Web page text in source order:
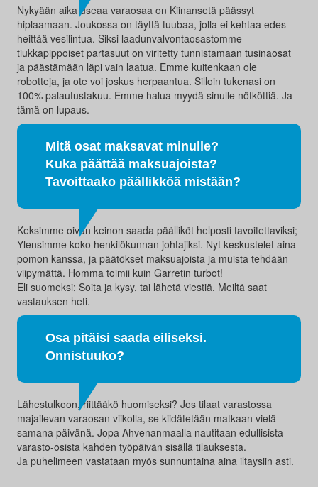
Nykyään aika useaa varaosaa on Kiinansetä päässyt
hiplaamaan. Joukossa on täyttä tuubaa, jolla ei kehtaa edes
heittää vesilintua. Siksi laadunvalvontaosastomme
tiukkapippoiset partasuut on viritetty tunnistamaan tusinaosat
ja päästämään läpi vain laatua. Emme kuitenkaan ole
robotteja, ja ote voi joskus herpaantua. Silloin tukenasi on
100% palautustakuu. Emme halua myydä sinulle nötköttiä. Ja
tämä on lupaus.
Mitä osat maksavat minulle?
Kuka päättää maksuajoista?
Tavoittaako päällikköä mistään?
Keksimme oivan keinon saada päälliköt helposti tavoitettaviksi;
Ylensimme koko henkilökunnan johtajiksi. Nyt keskustelet aina
pomon kanssa, ja päätökset maksuajoista ja muista tehdään
viipymättä. Homma toimii kuin Garretin turbot!
Eli suomeksi; Soita ja kysy, tai lähetä viestiä. Meiltä saat
vastauksen heti.
Osa pitäisi saada eiliseksi.
Onnistuuko?
Lähestulkoon, riittääkö huomiseksi? Jos tilaat varastossa
majailevan varaosan viikolla, se kiidätetään matkaan vielä
samana päivänä. Jopa Ahvenanmaalla nautitaan edullisista
varasto-osista kahden työpäivän sisällä tilauksesta.
Ja puhelimeen vastataan myös sunnuntaina aina iltaysiin asti.